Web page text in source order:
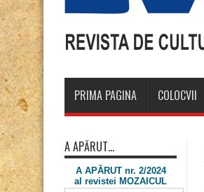
PRIMA PAGINA COLOCVII
A APĂRUT…
A APĂRUT nr. 2/2024
al revistei MOZAICUL